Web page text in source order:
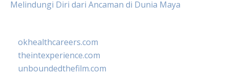
Melindungi Diri dari Ancaman di Dunia Maya
okhealthcareers.com
theintexperience.com
unboundedthefilm.com